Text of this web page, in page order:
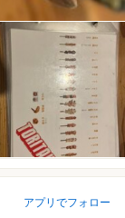
アプリでフォロー